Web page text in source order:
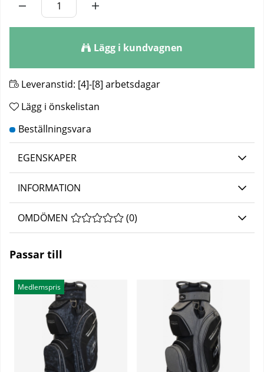
Lägg i kundvagnen
Leveranstid: [4]-[8] arbetsdagar
Lägg i önskelistan
EGENSKAPER
INFORMATION
OMDÖMEN MEDELBETYG 0 AV 5 ANTAL BETYG 0
(0)
Passar till
Medlemspris